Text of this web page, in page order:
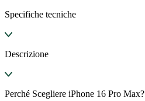
Specifiche tecniche
Descrizione
Perché Scegliere iPhone 16 Pro Max?